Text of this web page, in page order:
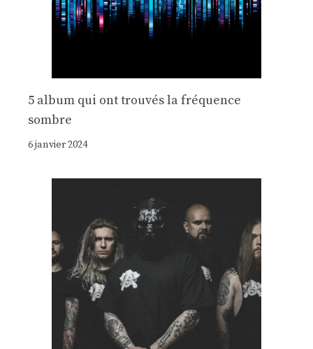
5 album qui ont trouvés la fréquence
sombre
6 janvier 2024